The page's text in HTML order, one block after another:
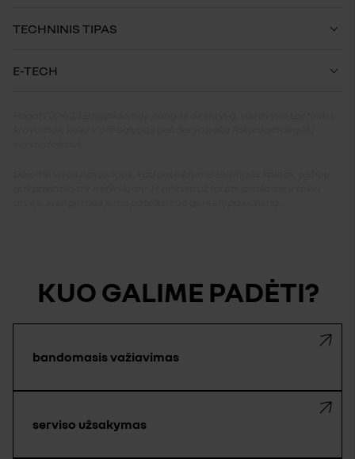
TECHNINIS TIPAS
E-TECH
KUO GALIME PADĖTI?
bandomasis važiavimas
serviso užsakymas